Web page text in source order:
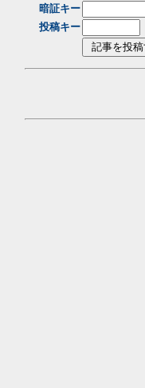
暗証キー
投稿キー